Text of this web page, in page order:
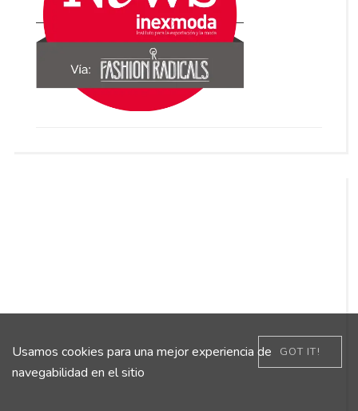
GOT IT!
Usamos cookies para una mejor experiencia de
navegabilidad en el sitio